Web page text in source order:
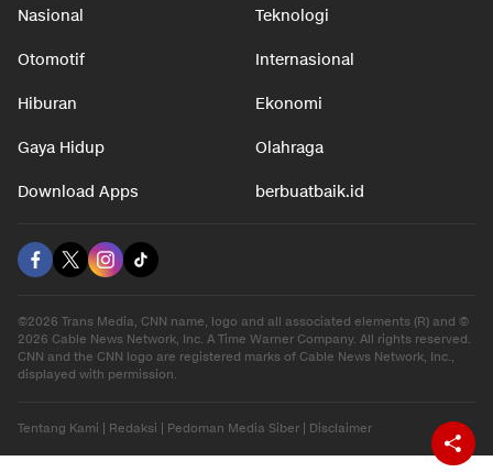
Nasional Teknologi
Otomotif Internasional
Hiburan Ekonomi
Gaya Hidup Olahraga
Download Apps berbuatbaik.id
©2026 Trans Media, CNN name, logo and all associated elements (R) and ©
2026 Cable News Network, Inc. A Time Warner Company. All rights reserved.
CNN and the CNN logo are registered marks of Cable News Network, Inc.,
displayed with permission.
Tentang Kami | Redaksi | Pedoman Media Siber | Disclaimer